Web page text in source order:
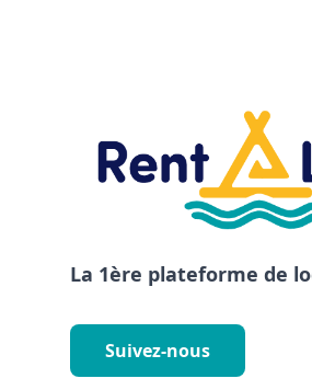
La 1ère plateforme de
Suivez-nous